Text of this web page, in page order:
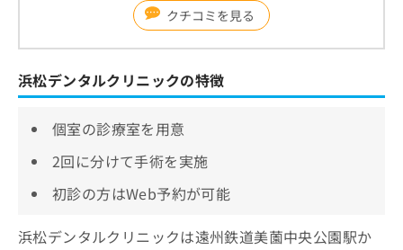
クチコミを見る
浜松デンタルクリニックの特徴
個室の診療室を用意
2回に分けて手術を実施
初診の方はWeb予約が可能
浜松デンタルクリニックは遠州鉄道美薗中央公園駅か